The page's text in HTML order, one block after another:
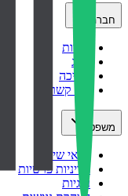
חברה
אודות
בלוג
תמיכה
צור קשר
משפטי
תנאי שימוש
מדיניות פרטיות
עוגיות